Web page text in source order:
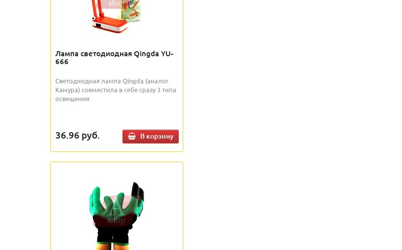
Лампа светодиодная Qingda YU-
666
Светодиодная лампа Qingda (аналог
Камура) совместила в себе сразу 3 типа
освещения
36.96 руб. В корзину